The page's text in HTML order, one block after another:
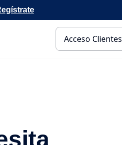
Acceso Clientes